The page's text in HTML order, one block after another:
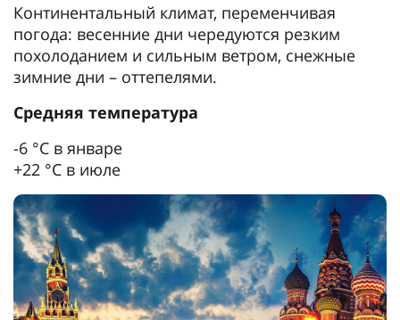
Континентальный климат, переменчивая
погода: весенние дни чередуются резким
похолоданием и сильным ветром, снежные
зимние дни – оттепелями.
Средняя температура
-6 °С в январе
+22 °С в июле